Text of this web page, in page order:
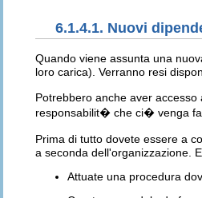
6.1.4.1. Nuovi
Quando viene assunta una
loro carica). Verranno resi
Potrebbero anche aver
responsabilit� che ci� venga
Prima di tutto dovete essere a
a seconda dell'organizzazione.
Attuate una procedura